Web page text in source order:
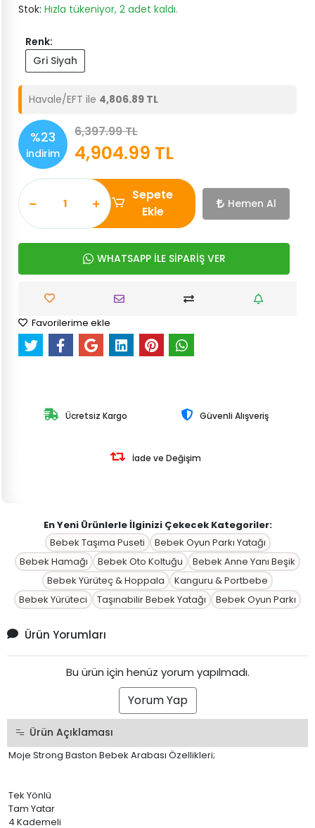
Stok: Hızla tükeniyor, 2 adet kaldı.
Renk:
Gri Siyah
Havale/EFT ile 4,806.89 TL
%23
indirim
6,397.99 TL
4,904.99 TL
Sepete
Ekle
Hemen Al
WHATSAPP İLE SİPARİŞ VER
Favorilerime ekle
Ücretsiz Kargo Güvenli Alışveriş
İade ve Değişim
En Yeni Ürünlerle İlginizi Çekecek Kategoriler:
Bebek Taşıma Puseti
Bebek Oyun Parkı Yatağı
Bebek Hamağı
Bebek Oto Koltuğu
Bebek Anne Yanı Beşik
Bebek Yürüteç & Hoppala
Kanguru & Portbebe
Bebek Yürüteci
Taşınabilir Bebek Yatağı Bebek Oyun Parkı
Ürün Yorumları
Bu ürün için henüz yorum yapılmadı.
Yorum Yap
Ürün Açıklaması
Moje Strong Baston Bebek Arabası Özellikleri;
Tek Yönlü
Tam Yatar
4 Kademeli